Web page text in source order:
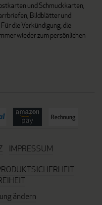
und Schmuckkarten,
Bildblätter und
die Verkündigung, die
wieder zum persönlichen
IMPRESSUM
ändern